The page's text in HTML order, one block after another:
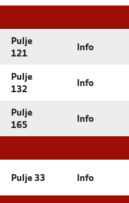
Pulje
121
Info
Pulje
132
Info
Pulje
165
Info
Pulje 33 Info